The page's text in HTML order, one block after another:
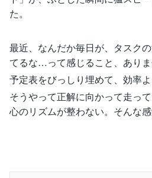
た。
最近、なんだか毎日が、タスク
てるな…って感じること、ありま
予定表をびっしり埋めて、効率よ
そうやって正解に向かって走っ
心のリズムが整わない。そんな感